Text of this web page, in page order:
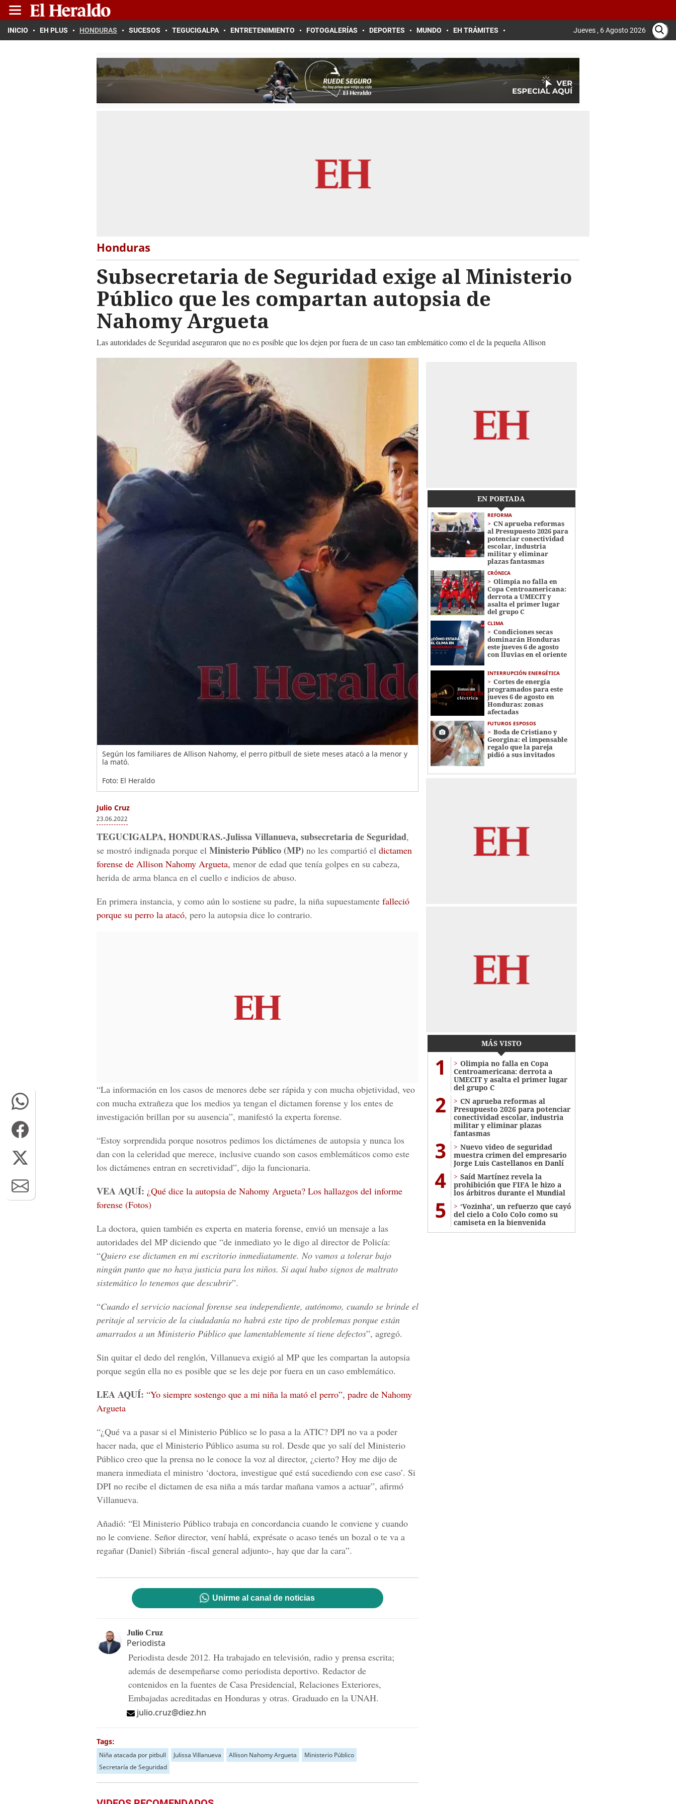
INICIO EH PLUS HONDURAS SUCESOS TEGUCIGALPA ENTRETENIMIENTO FOTOGALERÍAS DEPORTES MUNDO EH TRÁMITES Jueves , 6 Agosto 2026
Honduras
Subsecretaria de Seguridad exige al Ministerio
Público que les compartan autopsia de
Nahomy Argueta
Las autoridades de Seguridad aseguraron que no es posible que los dejen por fuera de un caso tan emblemático como el de la pequeña Allison
Según los familiares de Allison Nahomy, el perro pitbull de siete meses atacó a la menor y
la mató.
Foto: El Heraldo
Julio Cruz
23.06.2022
TEGUCIGALPA, HONDURAS.-Julissa Villanueva, subsecretaria de Seguridad,
se mostró indignada porque el Ministerio Público (MP) no les compartió el dictamen
forense de Allison Nahomy Argueta, menor de edad que tenía golpes en su cabeza,
herida de arma blanca en el cuello e indicios de abuso.
En primera instancia, y como aún lo sostiene su padre, la niña supuestamente falleció
porque su perro la atacó, pero la autopsia dice lo contrario.
“La información en los casos de menores debe ser rápida y con mucha objetividad, veo
con mucha extrañeza que los medios ya tengan el dictamen forense y los entes de
investigación brillan por su ausencia”, manifestó la experta forense.
“Estoy sorprendida porque nosotros pedimos los dictámenes de autopsia y nunca los
dan con la celeridad que merece, inclusive cuando son casos emblemáticos como este
los dictámenes entran en secretividad”, dijo la funcionaria.
VEA AQUÍ: ¿Qué dice la autopsia de Nahomy Argueta? Los hallazgos del informe
forense (Fotos)
La doctora, quien también es experta en materia forense, envió un mensaje a las
autoridades del MP diciendo que “de inmediato yo le digo al director de Policía:
“Quiero ese dictamen en mi escritorio inmediatamente. No vamos a tolerar bajo
ningún punto que no haya justicia para los niños. Si aquí hubo signos de maltrato
sistemático lo tenemos que descubrir”.
“Cuando el servicio nacional forense sea independiente, autónomo, cuando se brinde el
peritaje al servicio de la ciudadanía no habrá este tipo de problemas porque están
amarrados a un Ministerio Público que lamentablemente sí tiene defectos”, agregó.
Sin quitar el dedo del renglón, Villanueva exigió al MP que les compartan la autopsia
porque según ella no es posible que se les deje por fuera en un caso emblemático.
LEA AQUÍ: “Yo siempre sostengo que a mi niña la mató el perro”, padre de Nahomy
Argueta
“¿Qué va a pasar si el Ministerio Público se lo pasa a la ATIC? DPI no va a poder
hacer nada, que el Ministerio Público asuma su rol. Desde que yo salí del Ministerio
Público creo que la prensa no le conoce la voz al director, ¿cierto? Hoy me dijo de
manera inmediata el ministro ‘doctora, investigue qué está sucediendo con ese caso’. Si
DPI no recibe el dictamen de esa niña a más tardar mañana vamos a actuar”, afirmó
Villanueva.
Añadió: “El Ministerio Público trabaja en concordancia cuando le conviene y cuando
no le conviene. Señor director, vení hablá, exprésate o acaso tenés un bozal o te va a
regañar (Daniel) Sibrián -fiscal general adjunto-, hay que dar la cara”.
Unirme al canal de noticias
Julio Cruz
Periodista
Periodista desde 2012. Ha trabajado en televisión, radio y prensa escrita;
además de desempeñarse como periodista deportivo. Redactor de
contenidos en la fuentes de Casa Presidencial, Relaciones Exteriores,
Embajadas acreditadas en Honduras y otras. Graduado en la UNAH.
julio.cruz@diez.hn
Tags:
Niña atacada por pitbull Julissa Villanueva Allison Nahomy Argueta
Ministerio Público
Secretaría de Seguridad
EN PORTADA
REFORMA
CN aprueba reformas
al Presupuesto 2026 para
potenciar conectividad
escolar, industria
militar y eliminar
plazas fantasmas
CRÓNICA
Olimpia no falla en
Copa Centroamericana:
derrota a UMECIT y
asalta el primer lugar
del grupo C
CLIMA
Condiciones secas
dominarán Honduras
este jueves 6 de agosto
con lluvias en el oriente
INTERRUPCIÓN ENERGÉTICA
Cortes de energía
programados para este
jueves 6 de agosto en
Honduras: zonas
afectadas
FUTUROS ESPOSOS
Boda de Cristiano y
Georgina: el impensable
regalo que la pareja
pidió a sus invitados
MÁS VISTO
1
Olimpia no falla en Copa
Centroamericana: derrota a
UMECIT y asalta el primer lugar
del grupo C
2
CN aprueba reformas al
Presupuesto 2026 para potenciar
conectividad escolar, industria
militar y eliminar plazas
fantasmas
3
Nuevo video de seguridad
muestra crimen del empresario
Jorge Luis Castellanos en Danlí
4
Saíd Martínez revela la
prohibición que FIFA le hizo a
los árbitros durante el Mundial
5
‘Vozinha’, un refuerzo que cayó
del cielo a Colo Colo como su
camiseta en la bienvenida